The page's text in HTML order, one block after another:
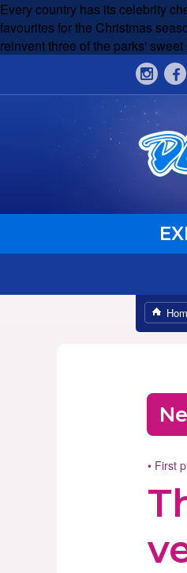
Every country has its celebrity
favourites for the Christmas
reinvent three of the parks'
• First